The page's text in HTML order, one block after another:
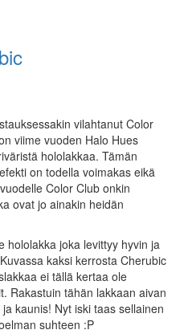
vilahtanut Color
viime vuoden Halo Hues
hololakkaa. Tämän
on todella voimakas eikä
Color Club onkin
ovat jo ainakin heidän
hololakka joka levittyy hyvin ja
kaksi kerrosta Cherubic
ei tällä kertaa ole
Rakastuin tähän lakkaan aivan
kaunis! Nyt iski taas sellainen
suhteen :P